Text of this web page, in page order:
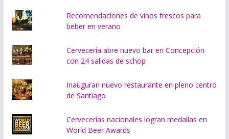
Recomendaciones de vinos frescos para
beber en verano
Cervecería abre nuevo bar en Concepción
con 24 salidas de schop
Inauguran nuevo restaurante en pleno centro
de Santiago
Cervecerías nacionales logran medallas en
World Beer Awards